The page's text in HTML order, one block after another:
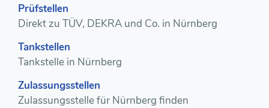
Prüfstellen
Direkt zu TÜV, DEKRA und Co. in Nürnberg
Tankstellen
Tankstelle in Nürnberg
Zulassungsstellen
Zulassungsstelle für Nürnberg finden